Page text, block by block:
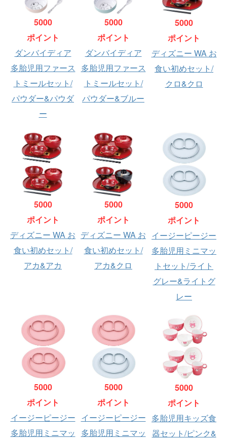
5000
ポイント
ダンバイディア
多胎児用ファース
トミールセット/
パウダー&パウダ
ー
5000
ポイント
ダンバイディア
多胎児用ファース
トミールセット/
パウダー&ブルー
5000
ポイント
ディズニー WA お
食い初めセット/
クロ&クロ
5000
ポイント
ディズニー WA お
食い初めセット/
アカ&アカ
5000
ポイント
ディズニー WA お
食い初めセット/
アカ&クロ
5000
ポイント
イージーピージー
多胎児用ミニマッ
トセット/ライト
グレー&ライトグ
レー
5000
ポイント
イージーピージー
多胎児用ミニマッ
5000
ポイント
イージーピージー
多胎児用ミニマッ
5000
ポイント
多胎児用キッズ食
器セット/ピンク&